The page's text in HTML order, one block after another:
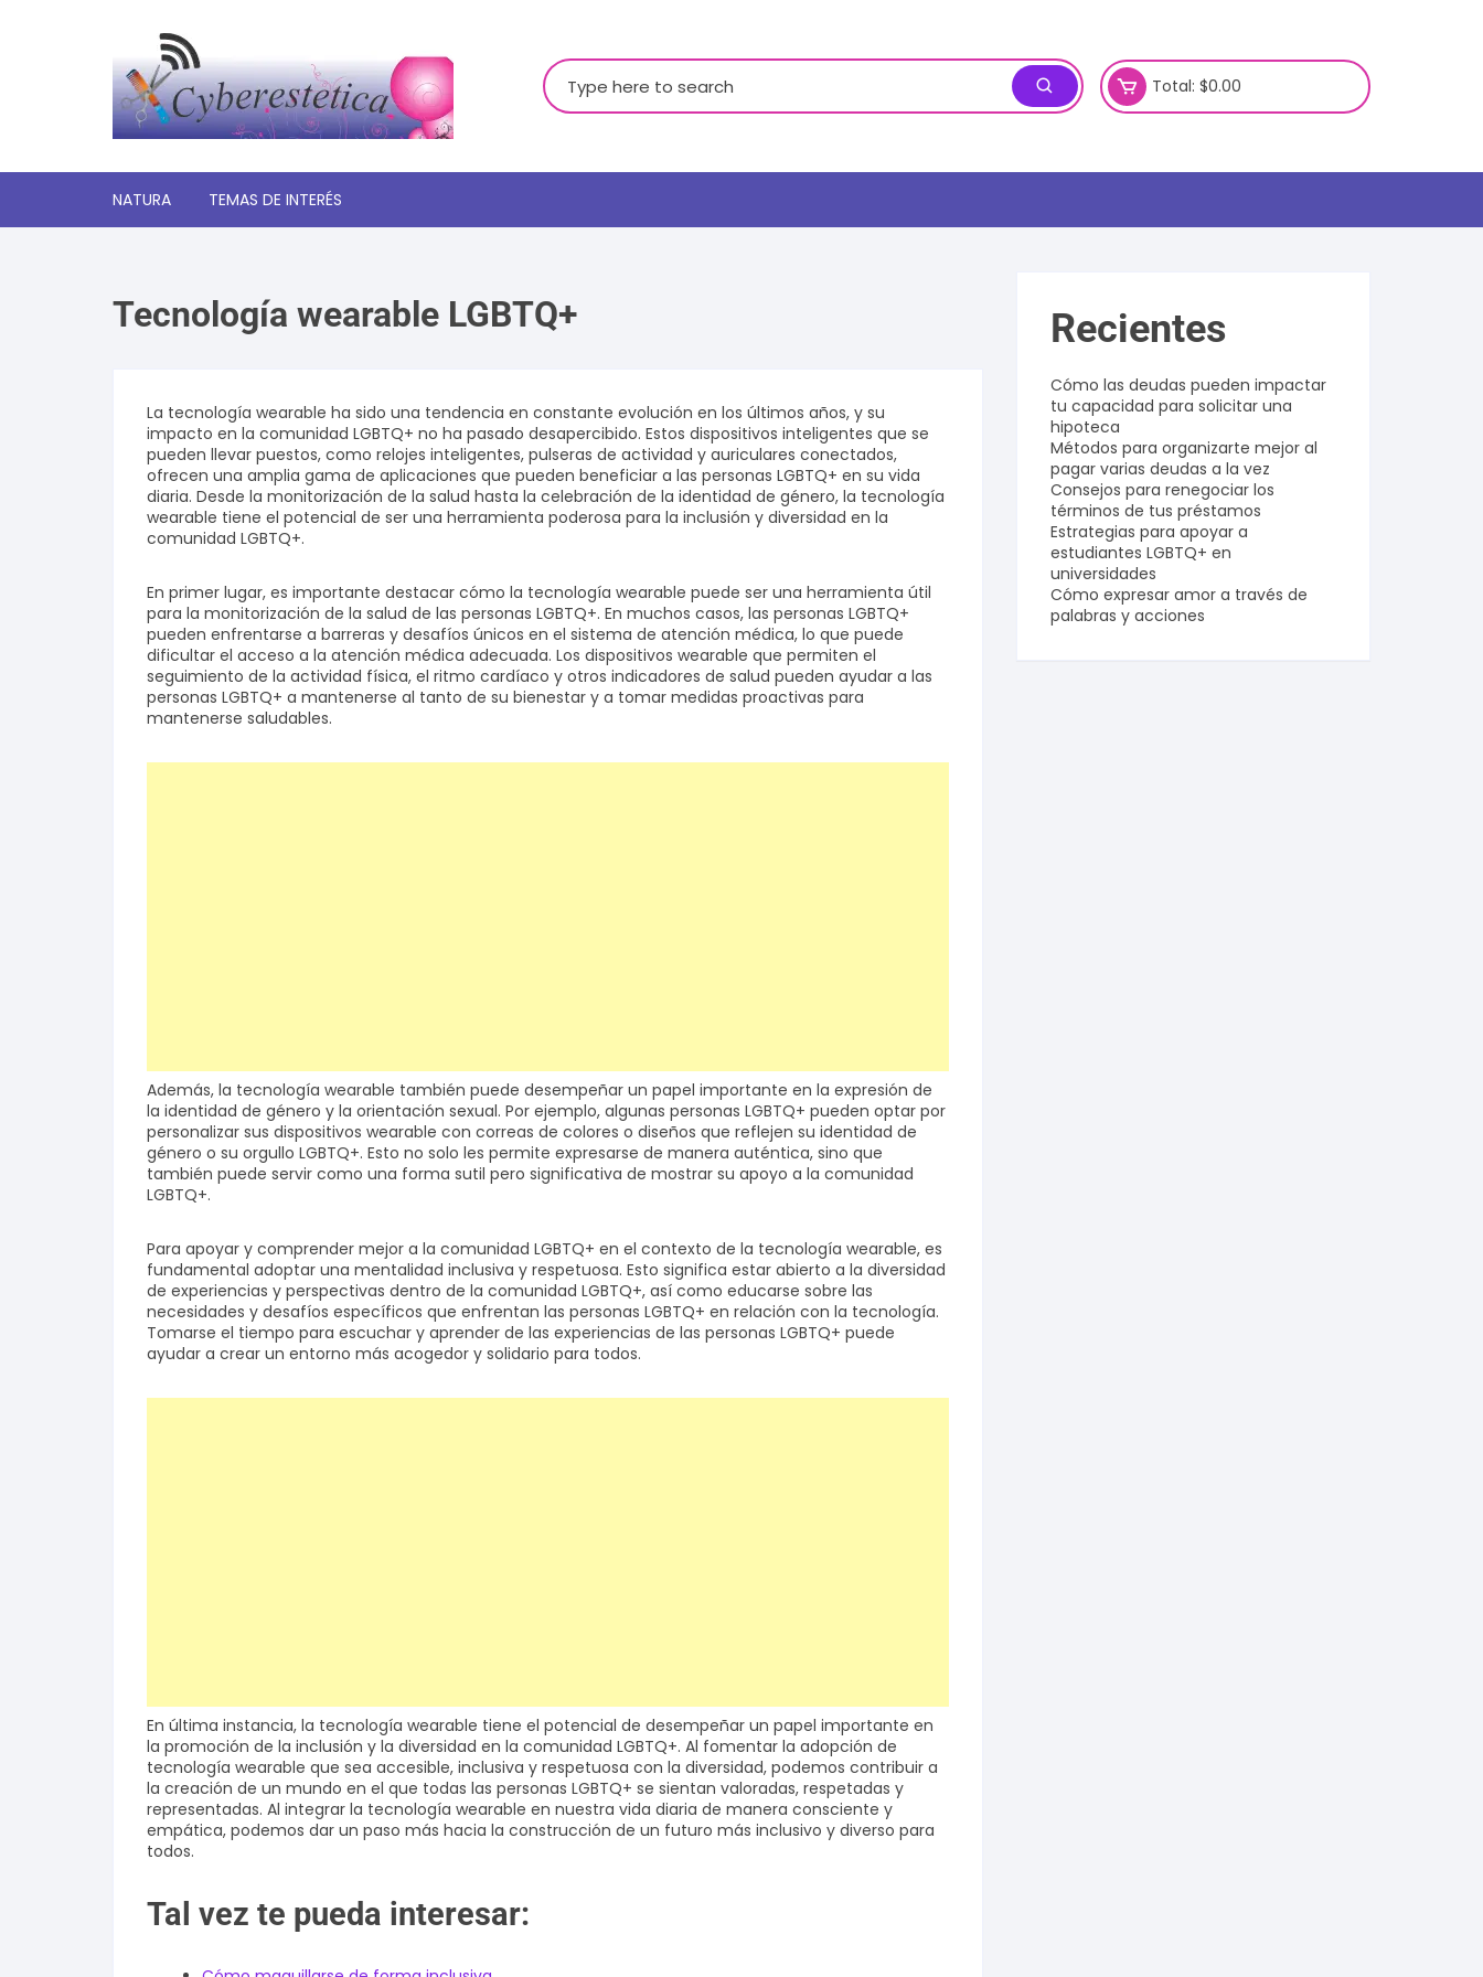
Buscar:
Total: $0.00
NATURA TEMAS DE INTERÉS
Autoayuda y desarrollo
personal
Tecnologia
Estética
Salud y bienestar
Finanzas
Reseñas
Actualidad
Tecnología wearable LGBTQ+
La tecnología wearable ha sido una tendencia en constante evolución en los últimos años, y su
impacto en la comunidad LGBTQ+ no ha pasado desapercibido. Estos dispositivos inteligentes que se
pueden llevar puestos, como relojes inteligentes, pulseras de actividad y auriculares conectados,
ofrecen una amplia gama de aplicaciones que pueden beneficiar a las personas LGBTQ+ en su vida
diaria. Desde la monitorización de la salud hasta la celebración de la identidad de género, la tecnología
wearable tiene el potencial de ser una herramienta poderosa para la inclusión y diversidad en la
comunidad LGBTQ+.
En primer lugar, es importante destacar cómo la tecnología wearable puede ser una herramienta útil
para la monitorización de la salud de las personas LGBTQ+. En muchos casos, las personas LGBTQ+
pueden enfrentarse a barreras y desafíos únicos en el sistema de atención médica, lo que puede
dificultar el acceso a la atención médica adecuada. Los dispositivos wearable que permiten el
seguimiento de la actividad física, el ritmo cardíaco y otros indicadores de salud pueden ayudar a las
personas LGBTQ+ a mantenerse al tanto de su bienestar y a tomar medidas proactivas para
mantenerse saludables.
Además, la tecnología wearable también puede desempeñar un papel importante en la expresión de
la identidad de género y la orientación sexual. Por ejemplo, algunas personas LGBTQ+ pueden optar por
personalizar sus dispositivos wearable con correas de colores o diseños que reflejen su identidad de
género o su orgullo LGBTQ+. Esto no solo les permite expresarse de manera auténtica, sino que
también puede servir como una forma sutil pero significativa de mostrar su apoyo a la comunidad
LGBTQ+.
Para apoyar y comprender mejor a la comunidad LGBTQ+ en el contexto de la tecnología wearable, es
fundamental adoptar una mentalidad inclusiva y respetuosa. Esto significa estar abierto a la diversidad
de experiencias y perspectivas dentro de la comunidad LGBTQ+, así como educarse sobre las
necesidades y desafíos específicos que enfrentan las personas LGBTQ+ en relación con la tecnología.
Tomarse el tiempo para escuchar y aprender de las experiencias de las personas LGBTQ+ puede
ayudar a crear un entorno más acogedor y solidario para todos.
En última instancia, la tecnología wearable tiene el potencial de desempeñar un papel importante en
la promoción de la inclusión y la diversidad en la comunidad LGBTQ+. Al fomentar la adopción de
tecnología wearable que sea accesible, inclusiva y respetuosa con la diversidad, podemos contribuir a
la creación de un mundo en el que todas las personas LGBTQ+ se sientan valoradas, respetadas y
representadas. Al integrar la tecnología wearable en nuestra vida diaria de manera consciente y
empática, podemos dar un paso más hacia la construcción de un futuro más inclusivo y diverso para
todos.
Tal vez te pueda interesar:
Recientes
Cómo las deudas pueden impactar
tu capacidad para solicitar una
hipoteca
Métodos para organizarte mejor al
pagar varias deudas a la vez
Consejos para renegociar los
términos de tus préstamos
Estrategias para apoyar a
estudiantes LGBTQ+ en
universidades
Cómo expresar amor a través de
palabras y acciones